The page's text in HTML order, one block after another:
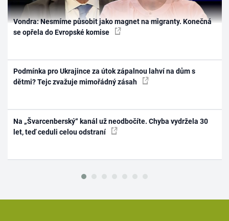
Vondra: Nesmíme působit jako magnet na migranty. Konečná
se opřela do Evropské komise
Podmínka pro Ukrajince za útok zápalnou lahví na dům s
dětmi? Tejc zvažuje mimořádný zásah
Na „Švarcenberský“ kanál už neodbočíte. Chyba vydržela 30
let, teď ceduli celou odstraní